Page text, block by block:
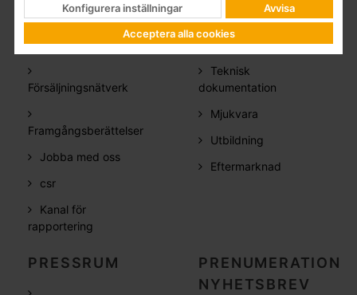
FÖRETAG
Vilka är vi
Försäljningsnätverk
Framgångsberättelser
Jobba med oss
csr
Kanal för
rapportering
SUPPORT
Frågor&Svar
Teknisk
dokumentation
Mjukvara
Utbildning
Eftermarknad
PRESSRUM
PRENUMERATION
NYHETSBREV
Konfigurera inställningar
Avvisa
Acceptera alla cookies